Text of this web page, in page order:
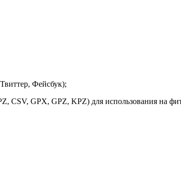
Фейсбук);
CSV, GPX, GPZ, KPZ) для использования на